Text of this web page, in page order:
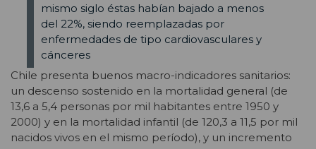
mismo siglo éstas habían bajado a menos
del 22%, siendo reemplazadas por
enfermedades de tipo cardiovasculares y
cánceres
Chile presenta buenos macro-indicadores sanitarios:
un descenso sostenido en la mortalidad general (de
13,6 a 5,4 personas por mil habitantes entre 1950 y
2000) y en la mortalidad infantil (de 120,3 a 11,5 por mil
nacidos vivos en el mismo período), y un incremento